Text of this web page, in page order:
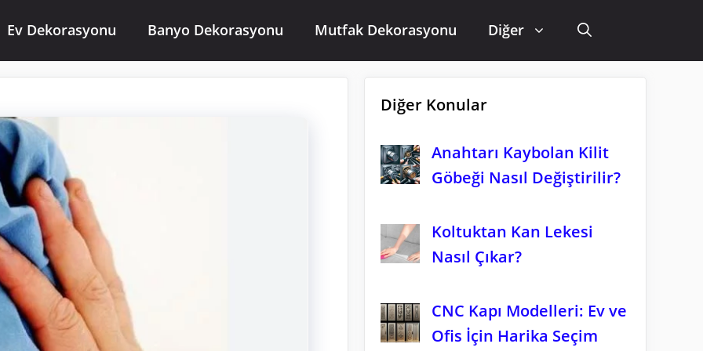
Ev Dekorasyonu Banyo Dekorasyonu Mutfak Dekorasyonu Diğer
Diğer Konular
Anahtarı Kaybolan Kilit
Göbeği Nasıl Değiştirilir?
Koltuktan Kan Lekesi
Nasıl Çıkar?
CNC Kapı Modelleri: Ev ve
Ofis İçin Harika Seçim